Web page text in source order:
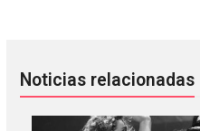
Noticias relacionadas